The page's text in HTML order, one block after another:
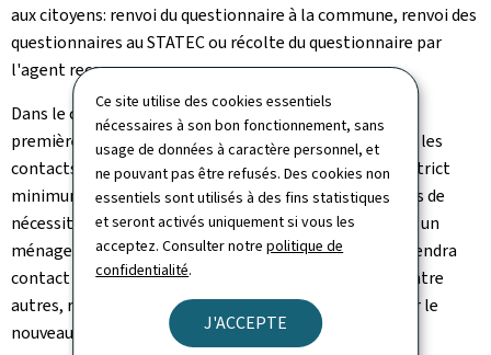
Ce site utilise des cookies essentiels
nécessaires à son bon fonctionnement, sans
usage de données à caractère personnel, et
ne pouvant pas être refusés. Des cookies non
essentiels sont utilisés à des fins statistiques
et seront activés uniquement si vous les
acceptez. Consulter notrepolitique de
confidentialité.
J'ACCEPTE
aux citoyens: renvoi du questionnaire à la commune, renvoi des
questionnaires au STATEC ou récolte du questionnaire par
l'agent recenseur.
Dans le cadre de la récolte du questionnaire, les deux
premières solutions seront à privilégier afin de réduire les
contacts interpersonnels des agents recenseurs à un strict
minimum. Néanmoins, l'agent recenseur pourra, en cas de
nécessité, entrer en contact de manière sécurisée avec un
ménage. Au cours des semaines à venir, le STATEC reprendra
contact avec les administrations communales pour, entre
autres, régler certaines questions pratiques et préciser le
nouveau calendrier.